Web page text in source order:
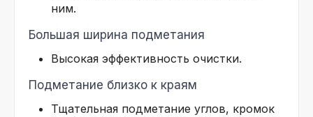
ним.
Большая ширина подметания
Высокая эффективность очистки.
Подметание близко к краям
Тщательная подметание углов, кромок